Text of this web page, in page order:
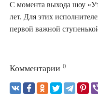
С момента выхода шоу
лет. Для этих
первой важной
Комментарии 0